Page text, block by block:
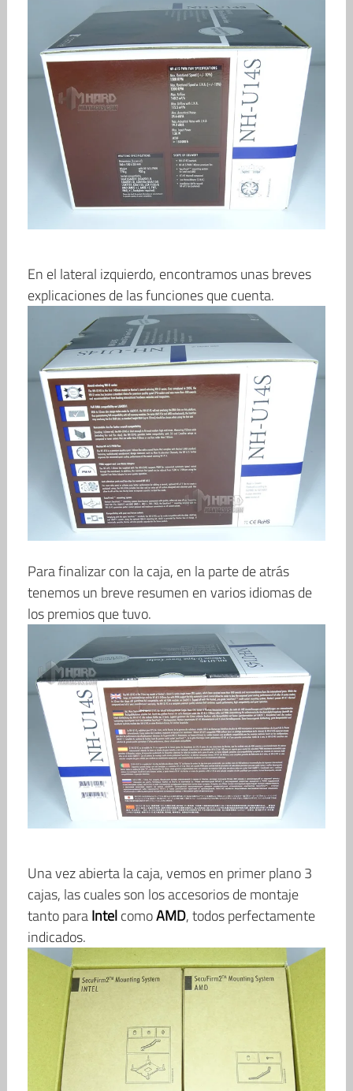
En el lateral izquierdo, encontramos unas breves
explicaciones de las funciones que cuenta.
Para finalizar con la caja, en la parte de atrás
tenemos un breve resumen en varios idiomas de
los premios que tuvo.
Una vez abierta la caja, vemos en primer plano 3
cajas, las cuales son los accesorios de montaje
tanto paraIntelcomoAMD, todos perfectamente
indicados.